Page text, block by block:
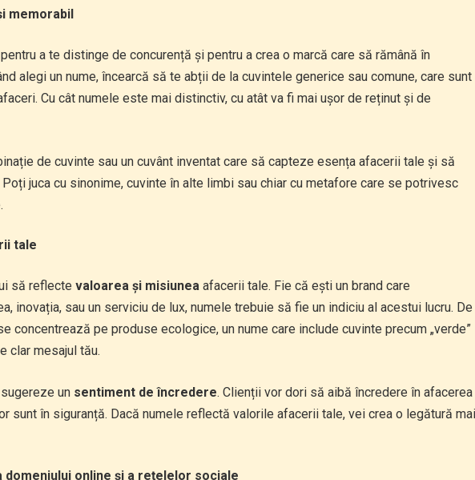
memorabil
a te distinge de concurență și pentru a crea o marcă care să rămână în
alegi un nume, încearcă să te abții de la cuvintele generice sau comune, care sunt
Cu cât numele este mai distinctiv, cu atât va fi mai ușor de reținut și de
de cuvinte sau un cuvânt inventat care să capteze esența afacerii tale și să
juca cu sinonime, cuvinte în alte limbi sau chiar cu metafore care se potrivesc
tale
să reflecte valoarea și misiunea afacerii tale. Fie că ești un brand care
inovația, sau un serviciu de lux, numele trebuie să fie un indiciu al acestui lucru. De
concentrează pe produse ecologice, un nume care include cuvinte precum „verde”
clar mesajul tău.
un sentiment de încredere. Clienții vor dori să aibă încredere în afacerea
sunt în siguranță. Dacă numele reflectă valorile afacerii tale, vei crea o legătură mai
online și a rețelelor sociale